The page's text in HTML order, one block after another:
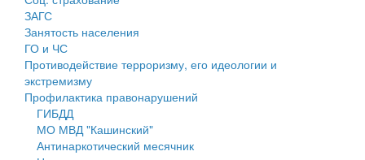
Персональные данные
Оценка регулирующего воздействия
Деятельность МУ
Нормативы градостроительного проектирования
Правила землепользования и застройки
ЗАГС
Занятость населения
ГО и ЧС
Противодействие терроризму, его идеологии и
экстремизму
Профилактика правонарушений
ГИБДД
МО МВД "Кашинский"
Антинаркотический месячник